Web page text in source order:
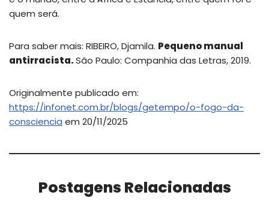
quem será.
Para saber mais: RIBEIRO, Djamila. Pequeno manual
antirracista.São Paulo: Companhia das Letras, 2019.
Originalmente publicado em:
https://infonet.com.br/blogs/getempo/o-fogo-da-
consciencia em 20/11/2025
Postagens Relacionadas